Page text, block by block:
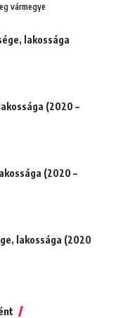
vármegye
lakossága
(2020 –
(2020 –
lakossága (2020